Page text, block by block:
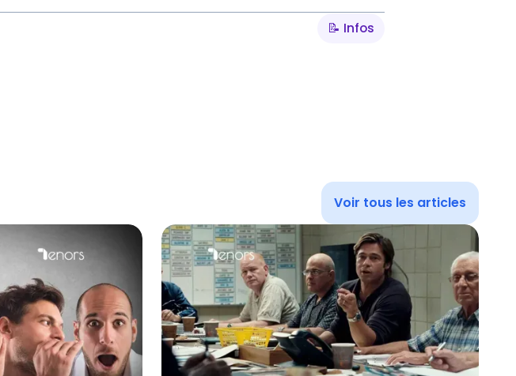
📝 Infos
Voir tous les articles